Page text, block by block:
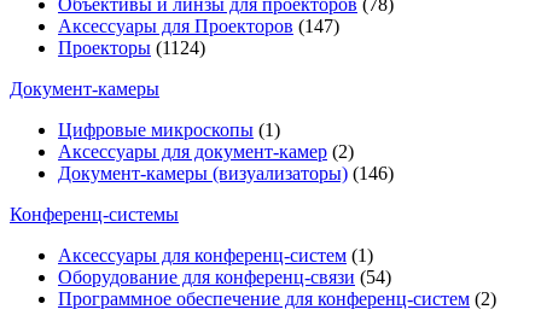
Объективы и линзы для проекторов (78)
Аксессуары для Проекторов (147)
Проекторы (1124)
Документ-камеры
Цифровые микроскопы (1)
Аксессуары для документ-камер (2)
Документ-камеры (визуализаторы) (146)
Конференц-системы
Аксессуары для конференц-систем (1)
Оборудование для конференц-связи (54)
Программное обеспечение для конференц-систем (2)